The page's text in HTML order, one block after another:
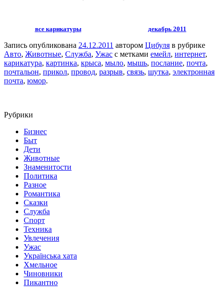
все карикатуры декабрь 2011
Запись опубликована 24.12.2011 автором Цибуля в рубрике
Авто, Животные, Служба, Ужас с метками емейл, интернет,
карикатура, картинка, крыса, мыло, мышь, послание, почта,
почтальон, прикол, провод, разрыв, связь, шутка, электронная
почта, юмор.
Рубрики
Бизнес
Быт
Дети
Животные
Знаменитости
Политика
Разное
Романтика
Сказки
Служба
Спорт
Техника
Увлечения
Ужас
Українська хата
Хмельное
Чиновники
Пикантно